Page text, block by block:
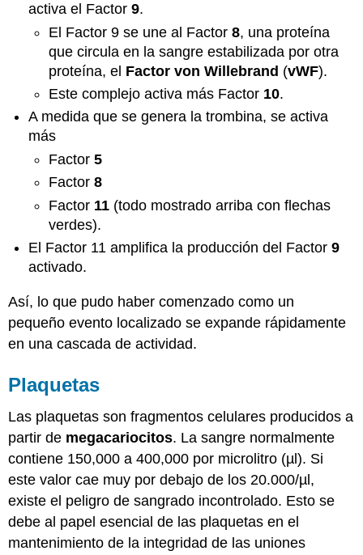
activa el Factor9.
El Factor 9 se une al Factor 8, una proteína
que circula en la sangre estabilizada por otra
proteína, el Factor von Willebrand (vWF).
Este complejo activa más Factor 10.
A medida que se genera la trombina, se activa
más
Factor 5
Factor 8
Factor 11(todo mostrado arriba con flechas
verdes).
El Factor 11 amplifica la producción del Factor9
activado.
Así, lo que pudo haber comenzado como un
pequeño evento localizado se expande rápidamente
en una cascada de actividad.
Plaquetas
Las plaquetas son fragmentos celulares producidos a
partir de megacariocitos. La sangre normalmente
contiene 150,000 a 400,000 por microlitro (µl). Si
este valor cae muy por debajo de los 20.000/µl,
existe el peligro de sangrado incontrolado. Esto se
debe al papel esencial de las plaquetas en el
mantenimiento de la integridad de las uniones